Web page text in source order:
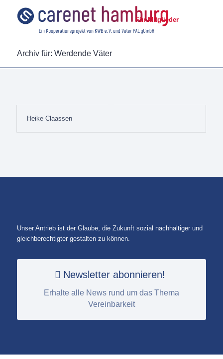
Für Mitglieder
Archiv für: Werdende Väter
Heike Claassen
Unser Antrieb ist der Glaube, die Zukunft sozial nachhaltiger und
gleichberechtigter gestalten zu können.
Newsletter abonnieren!
Erhalte alle News rund um das Thema
Vereinbarkeit